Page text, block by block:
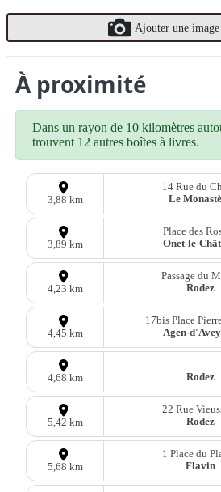
Ajouter une image
À proximité
Dans un rayon de 10 kilomètres
trouvent 12 autres boîtes à livres.
3,88 km
14 Rue du
Le
3,89 km
Place des
Onet-le-
4,23 km
Passage du
Rodez
4,45 km
17bis Place
Agen-
4,68 km Rodez
5,42 km
22 Rue
Rodez
5,68 km
1 Place du
Flavin